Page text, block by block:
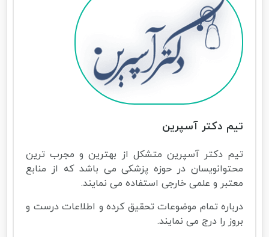
تیم دکتر آسپرین
تیم دکتر آسپرین متشکل از بهترین و مجرب ترین
محتوانویسان در حوزه پزشکی می باشد که از منابع
معتبر و علمی خارجی استفاده می نمایند.
درباره تمام موضوعات تحقیق کرده و اطلاعات درست و
بروز را درج می نمایند.